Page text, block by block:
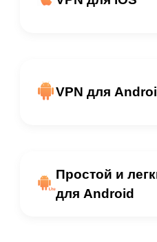
VPN для
Простой и
для Android